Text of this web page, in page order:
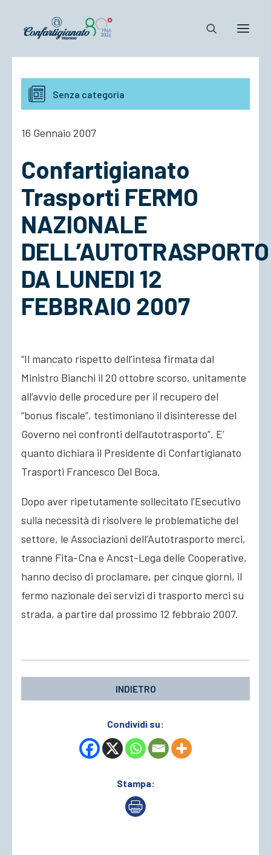
Notizie e Documenti
Confartigianato
Cosa Facciamo
ACCEDI
Senza categoria
16 Gennaio 2007
Confartigianato
Trasporti FERMO
NAZIONALE
DELL’AUTOTRASPORTO
DA LUNEDI 12
FEBBRAIO 2007
“Il mancato rispetto dell’intesa firmata dal
Ministro Bianchi il 20 ottobre scorso, unitamente
all’avvio delle procedure per il recupero del
“bonus fiscale”, testimoniano il disinteresse del
Governo nei confronti dell’autotrasporto”. E’
quanto dichiara il Presidente di Confartigianato
Trasporti Francesco Del Boca.
Dopo aver ripetutamente sollecitato l’Esecutivo
sulla necessità di risolvere le problematiche del
settore, le Associazioni dell’Autotrasporto merci,
tranne Fita-Cna e Ancst-Lega delle Cooperative,
hanno deciso di proclamare, per cinque giorni, il
fermo nazionale dei servizi di trasporto merci su
strada, a partire dal prossimo 12 febbraio 2007.
INDIETRO
Condividi su:
Stampa: